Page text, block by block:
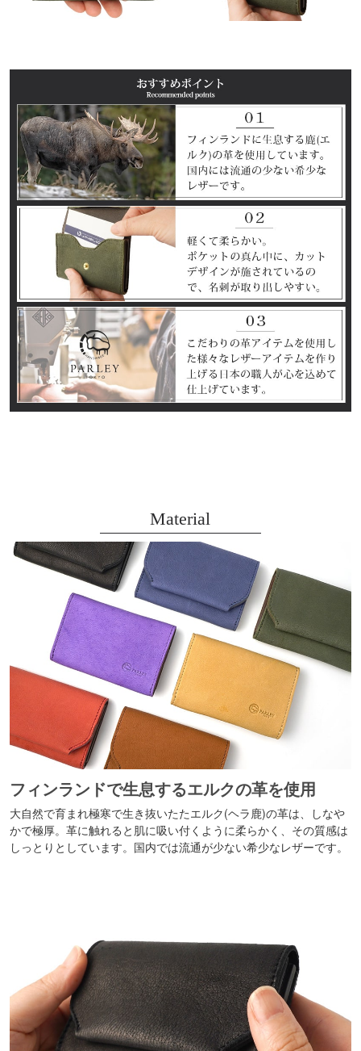
Material
フィンランドで生息するエルクの革を使用
大自然で育まれ極寒で生き抜いたたエルク(ヘラ鹿)の革は、しなや
かで極厚。革に触れると肌に吸い付くように柔らかく、その質感は
しっとりとしています。国内では流通が少ない希少なレザーです。